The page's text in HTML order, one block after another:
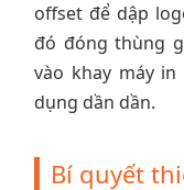
offset để dập
đó đóng thùng
vào khay máy
dụng dần dần.
Bí quyết